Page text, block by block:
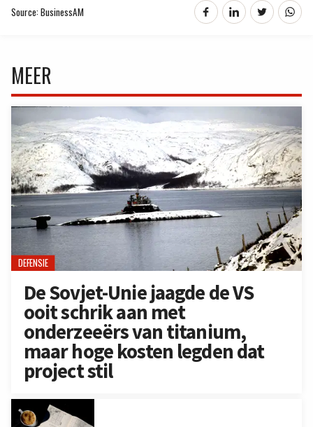
Source: BusinessAM
MEER
DEFENSIE
De Sovjet-Unie jaagde de VS
ooit schrik aan met
onderzeeërs van titanium,
maar hoge kosten legden dat
project stil